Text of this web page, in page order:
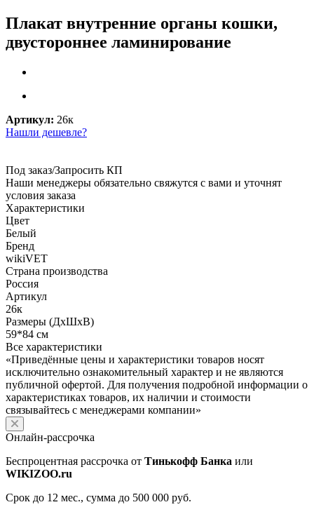
Плакат внутренние органы кошки,
двустороннее ламинирование
Артикул: 26к
Нашли дешевле?
Под заказ/Запросить КП
Наши менеджеры обязательно свяжутся с вами и уточнят
условия заказа
Характеристики
Цвет
Белый
Бренд
wikiVET
Страна производства
Россия
Артикул
26к
Размеры (ДхШхВ)
59*84 см
Все характеристики
«Приведённые цены и характеристики товаров носят
исключительно ознакомительный характер и не являются
публичной офертой. Для получения подробной информации о
характеристиках товаров, их наличии и стоимости
связывайтесь с менеджерами компании»
Онлайн-рассрочка
Беспроцентная рассрочка от Тинькофф Банка или
WIKIZOO.ru
Срок до 12 мес., сумма до 500 000 руб.